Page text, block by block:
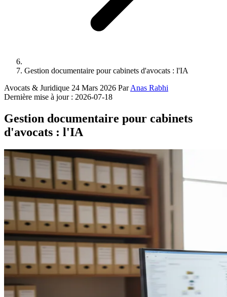
Gestion documentaire pour cabinets d'avocats : l'IA
Avocats & Juridique 24 Mars 2026 ParAnas Rabhi
Dernière mise à jour : 2026-07-18
Gestion documentaire pour cabinets
d'avocats : l'IA